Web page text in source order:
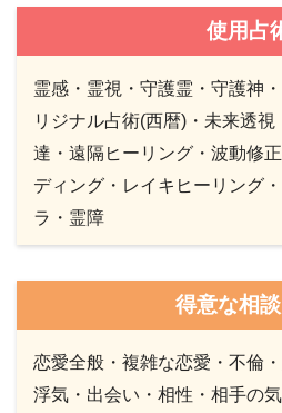
使用占
霊感・霊視・守護霊・守護神
リジナル占術(西暦)・未来透
達・遠隔ヒーリング・波動修
ディング・レイキヒーリング
ラ・霊障
得意な相
恋愛全般・複雑な恋愛・不倫
浮気・出会い・相性・相手の